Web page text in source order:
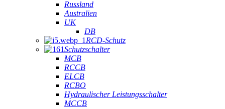
Russland
Australien
UK
DB
RCD-Schutz
Schutzschalter
MCB
RCCB
ELCB
RCBO
Hydraulischer Leistungsschalter
MCCB